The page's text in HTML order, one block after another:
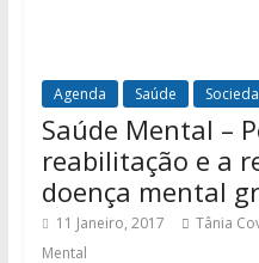
Agenda Saúde
Saúde Mental –
reabilitação e a
doença mental
11 Janeiro, 2017 Tânia
Mental